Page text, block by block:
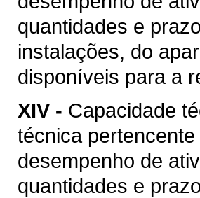
quantidades e
instalações, do
disponíveis para a
XIV - Capacidade
técnica
desempenho de
quantidades e